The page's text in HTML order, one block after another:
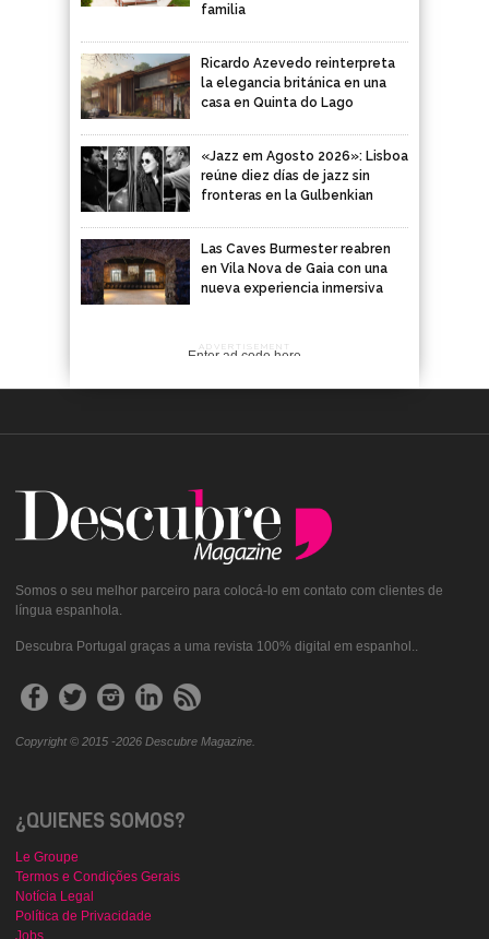
familia
Ricardo Azevedo reinterpreta
la elegancia británica en una
casa en Quinta do Lago
«Jazz em Agosto 2026»: Lisboa
reúne diez días de jazz sin
fronteras en la Gulbenkian
Las Caves Burmester reabren
en Vila Nova de Gaia con una
nueva experiencia inmersiva
ADVERTISEMENT
Enter ad code here
Somos o seu melhor parceiro para colocá-lo em contato com clientes de
língua espanhola.
Descubra Portugal graças a uma revista 100% digital em espanhol..
Copyright © 2015 -2026 Descubre Magazine.
¿QUIENES SOMOS?
Le Groupe
Termos e Condições Gerais
Notícia Legal
Política de Privacidade
Jobs